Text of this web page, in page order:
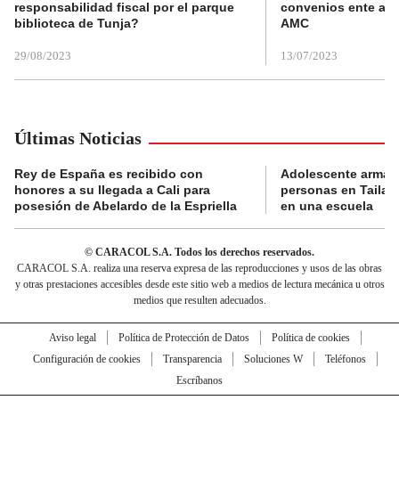
responsabilidad fiscal por el parque
biblioteca de Tunja?
29/08/2023
convenios ente
AMC
13/07/2023
Últimas Noticias
Rey de España es recibido con
honores a su llegada a Cali para
posesión de Abelardo de la Espriella
Adolescente
personas en
en una escuela
© CARACOL S.A. Todos los derechos reservados.
CARACOL S.A. realiza una reserva expresa de las reproducciones y usos de las obras
y otras prestaciones accesibles desde este sitio web a medios de lectura mecánica u otros
medios que resulten adecuados.
Aviso legal Política de Protección de Datos
Política de cookies
Configuración de cookies
Transparencia Soluciones W
Teléfonos
Escríbanos